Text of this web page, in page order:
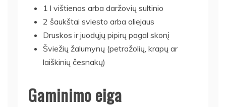
1 l vištienos arba daržovių sultinio
2 šaukštai sviesto arba aliejaus
Druskos ir juodųjų pipirų pagal skonį
Šviežių žalumynų (petražolių, krapų ar
laiškinių česnakų)
Gaminimo eiga